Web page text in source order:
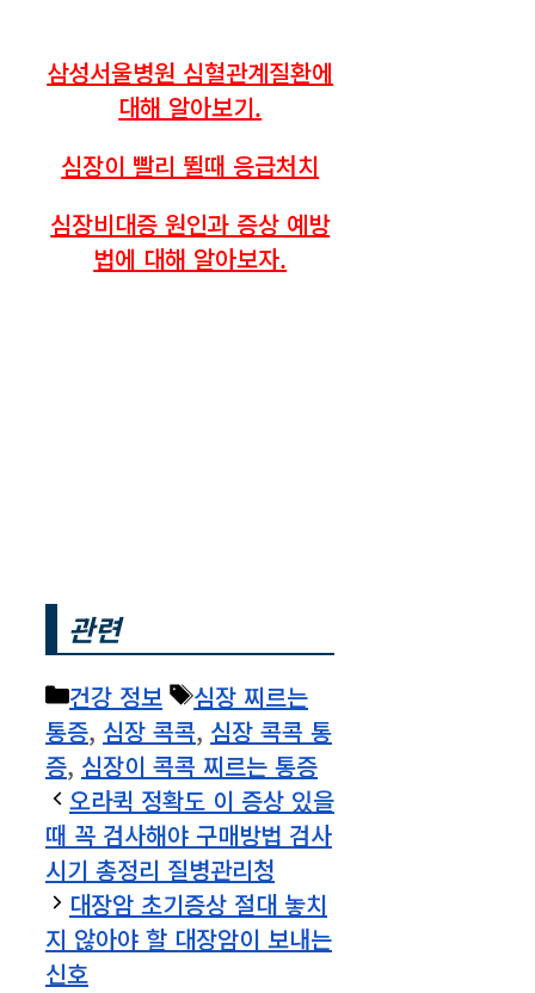
삼성서울병원 심혈관계질환에
대해 알아보기.
심장이 빨리 뛸때 응급처치
심장비대증 원인과 증상 예방
법에 대해 알아보자.
관련
카
테
고
리
건강 정보
태
그
심장 찌르는
통증, 심장 콕콕, 심장 콕콕 통
증, 심장이 콕콕 찌르는 통증
오라퀵 정확도 이 증상 있을
때 꼭 검사해야 구매방법 검사
시기 총정리 질병관리청
대장암 초기증상 절대 놓치
지 않아야 할 대장암이 보내는
신호